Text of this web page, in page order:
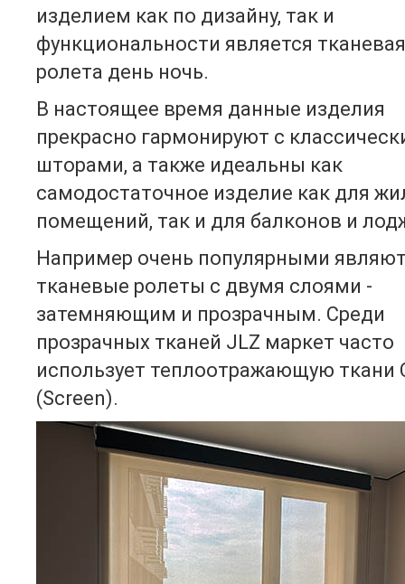
изделием как по дизайну, так и
функциональности является тканевая
ролета день ночь.
В настоящее время данные изделия
прекрасно гармонируют с
шторами, а также идеальны как
самодостаточное изделие как для
помещений, так и для балконов и
Например очень популярными
тканевые ролеты с двумя слоями -
затемняющим и прозрачным. Среди
прозрачных тканей JLZ маркет часто
использует теплоотражающую ткани
(Screen).